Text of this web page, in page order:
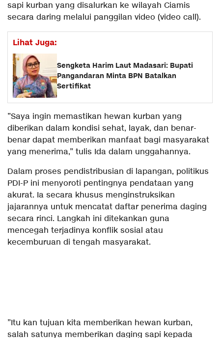
sapi kurban yang disalurkan ke wilayah Ciamis
secara daring melalui panggilan video (video call).
Lihat Juga:
Sengketa Harim Laut Madasari: Bupati
Pangandaran Minta BPN Batalkan
Sertifikat
​”Saya ingin memastikan hewan kurban yang
diberikan dalam kondisi sehat, layak, dan benar-
benar dapat memberikan manfaat bagi masyarakat
yang menerima,” tulis Ida dalam unggahannya.
​Dalam proses pendistribusian di lapangan, politikus
PDI-P ini menyoroti pentingnya pendataan yang
akurat. Ia secara khusus menginstruksikan
jajarannya untuk mencatat daftar penerima daging
secara rinci. Langkah ini ditekankan guna
mencegah terjadinya konflik sosial atau
kecemburuan di tengah masyarakat.
​”Itu kan tujuan kita memberikan hewan kurban,
salah satunya memberikan daging sapi kepada